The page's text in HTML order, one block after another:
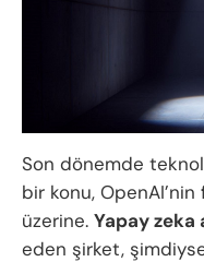
Son dönemde
bir konu,
üzerine. Yapay zeka
eden şirket,